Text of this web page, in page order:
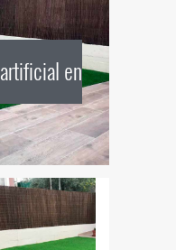
artificial en